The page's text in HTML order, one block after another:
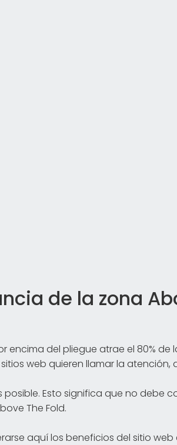
de la zona
encima del pliegue atrae el 80% de
web quieren llamar la atención,
Esto significa que no debe
The Fold.
aquí los beneficios del sitio